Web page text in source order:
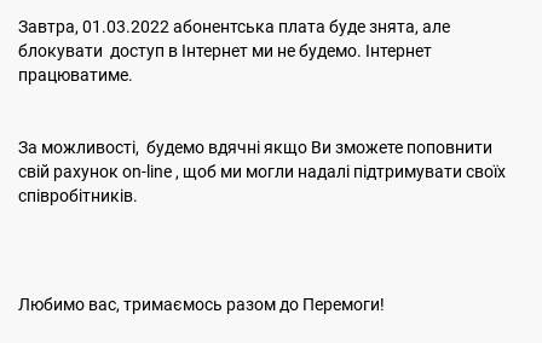
Завтра, 01.03.2022 абонентська плата буде знята, але
блокувати доступ в Інтернет ми не будемо. Інтернет
працюватиме.
За можливості, будемо вдячні якщо Ви зможете поповнити
свій рахунок on-line , щоб ми могли надалі підтримувати своїх
співробітників.
Любимо вас, тримаємось разом до Перемоги!